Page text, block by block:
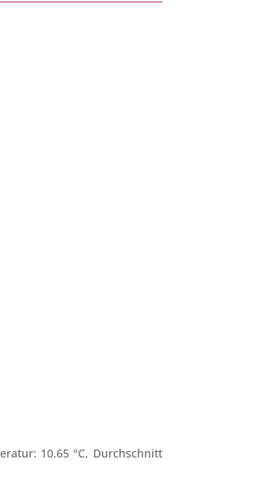
10.65 °C, Durchschnitt